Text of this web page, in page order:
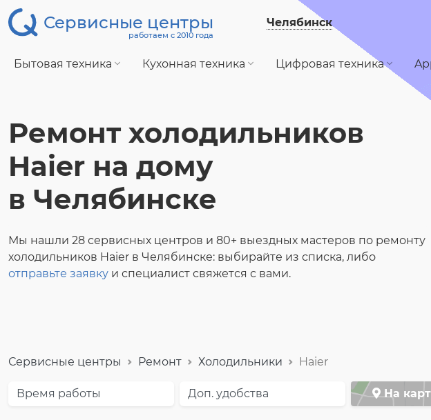
Сервисные центры
работаем с 2010 года
Челябинск
Бытовая техника Кухонная техника Цифровая техника
Ремонт холодильников
Haier на дому
в Челябинске
Мы нашли 28 сервисных центров и 80+ выездных мастеров по ремонту
холодильников Haier в Челябинске: выбирайте из списка, либо
отправьте заявку и специалист свяжется с вами.
Сервисные центры Ремонт Холодильники Haier
Время работы Доп. удобства На